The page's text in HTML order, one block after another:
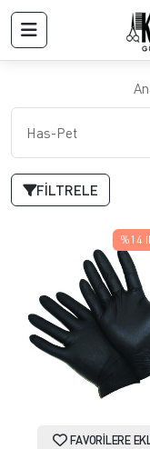
Has-Pet
FILTRELE
FAVORILERE
%14